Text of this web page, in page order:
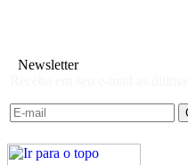
Newsletter